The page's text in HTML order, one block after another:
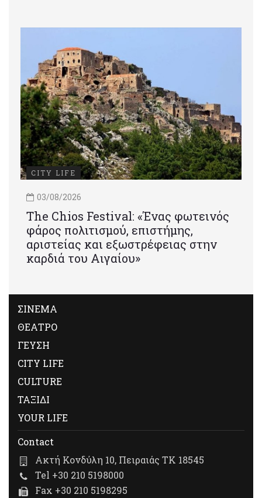
CITY LIFE
03/08/2026
Τhe Chios Festival: «Ένας φωτεινός
φάρος πολιτισμού, επιστήμης,
αριστείας και εξωστρέφειας στην
καρδιά του Αιγαίου»
ΣΙΝΕΜΑ
ΘΕΑΤΡΟ
ΓΕΥΣΗ
CITY LIFE
CULTURE
ΤΑΞΙΔΙ
YOUR LIFE
Contact
Ακτή Κονδύλη 10, Πειραιάς ΤΚ 18545
Tel +30 210 5198000
Fax +30 210 5198295